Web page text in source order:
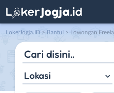
LokerJogja.ID > Bantul > Lowongan
Lokasi